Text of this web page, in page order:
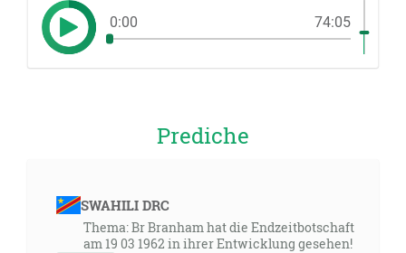
0:00 74:05
Prediche
SWAHILI DRC
Thema: Br Branham hat die Endzeitbotschaft
am 19 03 1962 in ihrer Entwicklung gesehen!